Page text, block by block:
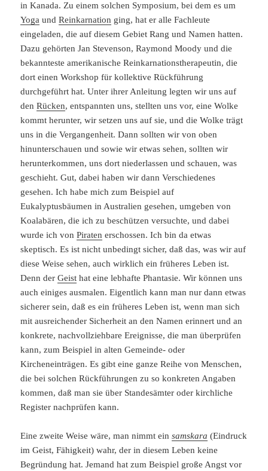
in Kanada. Zu einem solchen Symposium, bei dem es um
Yoga undReinkarnation ging, hat er alle Fachleute
eingeladen, die auf diesem Gebiet Rang und Namen hatten.
Dazu gehörten Jan Stevenson, Raymond Moody und die
bekannteste amerikanische Reinkarnationstherapeutin, die
dort einen Workshop für kollektive Rückführung
durchgeführt hat. Unter ihrer Anleitung legten wir uns auf
denRücken, entspannten uns, stellten uns vor, eine Wolke
kommt herunter, wir setzen uns auf sie, und die Wolke trägt
uns in die Vergangenheit. Dann sollten wir von oben
hinunterschauen und sowie wir etwas sehen, sollten wir
herunterkommen, uns dort niederlassen und schauen, was
geschieht. Gut, dabei haben wir dann Verschiedenes
gesehen. Ich habe mich zum Beispiel auf
Eukalyptusbäumen in Australien gesehen, umgeben von
Koalabären, die ich zu beschützen versuchte, und dabei
wurde ich vonPiraten erschossen. Ich bin da etwas
skeptisch. Es ist nicht unbedingt sicher, daß das, was wir auf
diese Weise sehen, auch wirklich ein früheres Leben ist.
Denn derGeist hat eine lebhafte Phantasie. Wir können uns
auch einiges ausmalen. Eigentlich kann man nur dann etwas
sicherer sein, daß es ein früheres Leben ist, wenn man sich
mit ausreichender Sicherheit an den Namen erinnert und an
konkrete, nachvollziehbare Ereignisse, die man überprüfen
kann, zum Beispiel in alten Gemeinde- oder
Kircheneinträgen. Es gibt eine ganze Reihe von Menschen,
die bei solchen Rückführungen zu so konkreten Angaben
kommen, daß man sie über Standesämter oder kirchliche
Register nachprüfen kann.
Eine zweite Weise wäre, man nimmt einsamskara (Eindruck
im Geist, Fähigkeit) wahr, der in diesem Leben keine
Begründung hat. Jemand hat zum Beispiel große Angst vor